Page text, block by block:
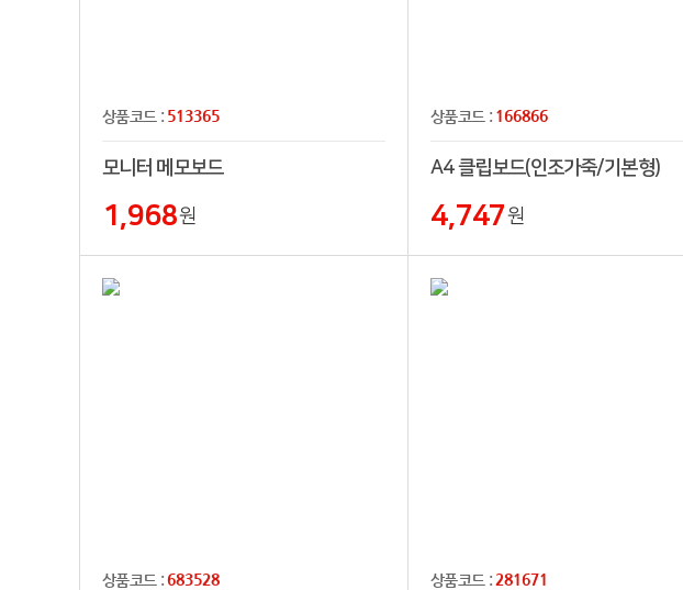
상품코드 : 513365
모니터 메모보드
1,968원
상품코드 : 166866
A4 클립보드(인조가죽/기본형)
4,747원
상품코드 :683528 상품코드 :281671